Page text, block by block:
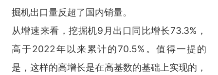
掘机出口量反超了国内销量。
从增速来看，挖掘机9月出口同比增长73.3%，
高于2022年以来累计的70.5%。值得一提的
是，这样的高增长是在高基数的基础上实现的，